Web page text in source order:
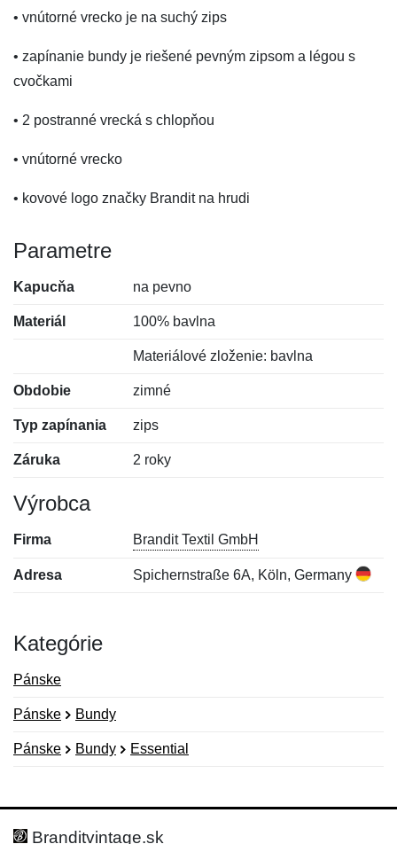
• vnútorné vrecko je na suchý zips
• zapínanie bundy je riešené pevným zipsom a légou s
cvočkami
• 2 postranné vrecká s chlopňou
• vnútorné vrecko
• kovové logo značky Brandit na hrudi
Parametre
Kapucňa na pevno
Materiál 100% bavlna
Materiálové zloženie: bavlna
Obdobie zimné
Typ zapínania zips
Záruka 2 roky
Výrobca
Firma Brandit Textil GmbH
Adresa Spichernstraße 6A, Köln, Germany
Kategórie
Pánske
Pánske Bundy
Pánske Bundy Essential
Hodnotenie:
Meno:
Branditvintage.sk